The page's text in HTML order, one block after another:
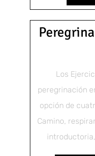
Los
peregrinación
opción de
Camino,